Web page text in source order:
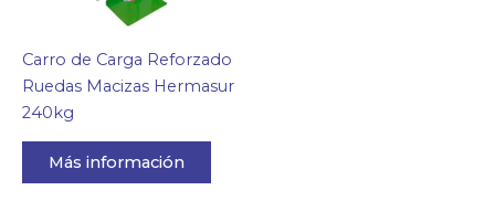
Carro de Carga Reforzado
Ruedas Macizas Hermasur
240kg
Más información